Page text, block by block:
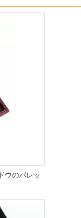
ウのパレッ